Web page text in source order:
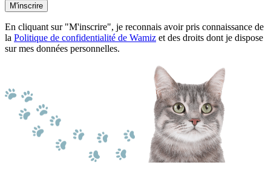
M'inscrire
En cliquant sur "M'inscrire", je reconnais avoir pris connaissance de
la Politique de confidentialité de Wamiz et des droits dont je dispose
sur mes données personnelles.